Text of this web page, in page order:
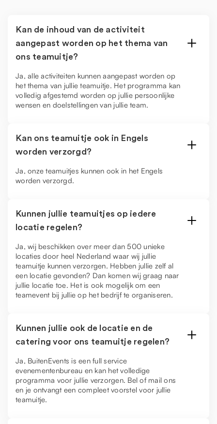
Kan de inhoud van de activiteit
aangepast worden op het thema van
ons teamuitje?
Ja, alle activiteiten kunnen aangepast worden op
het thema van jullie teamuitje. Het programma kan
volledig afgestemd worden op jullie persoonlijke
wensen en doelstellingen van jullie team.
Kan ons teamuitje ook in Engels
worden verzorgd?
Ja, onze teamuitjes kunnen ook in het Engels
worden verzorgd.
Kunnen jullie teamuitjes op iedere
locatie regelen?
Ja, wij beschikken over meer dan 500 unieke
locaties door heel Nederland waar wij jullie
teamuitje kunnen verzorgen. Hebben jullie zelf al
een locatie gevonden? Dan komen wij graag naar
jullie locatie toe. Het is ook mogelijk om een
teamevent bij jullie op het bedrijf te organiseren.
Kunnen jullie ook de locatie en de
catering voor ons teamuitje regelen?
Ja, BuitenEvents is een full service
evenementenbureau en kan het volledige
programma voor jullie verzorgen. Bel of mail ons
en je ontvangt een compleet voorstel voor jullie
teamuitje.